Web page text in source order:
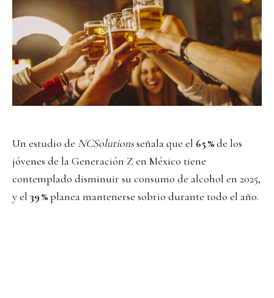
Un estudio de NCSolutionsseñala que el 65 %de los
jóvenes de la Generación Z en México tiene
contemplado disminuir su consumo de alcohol en 2025,
y el 39 %planea mantenerse sobrio durante todo el año.